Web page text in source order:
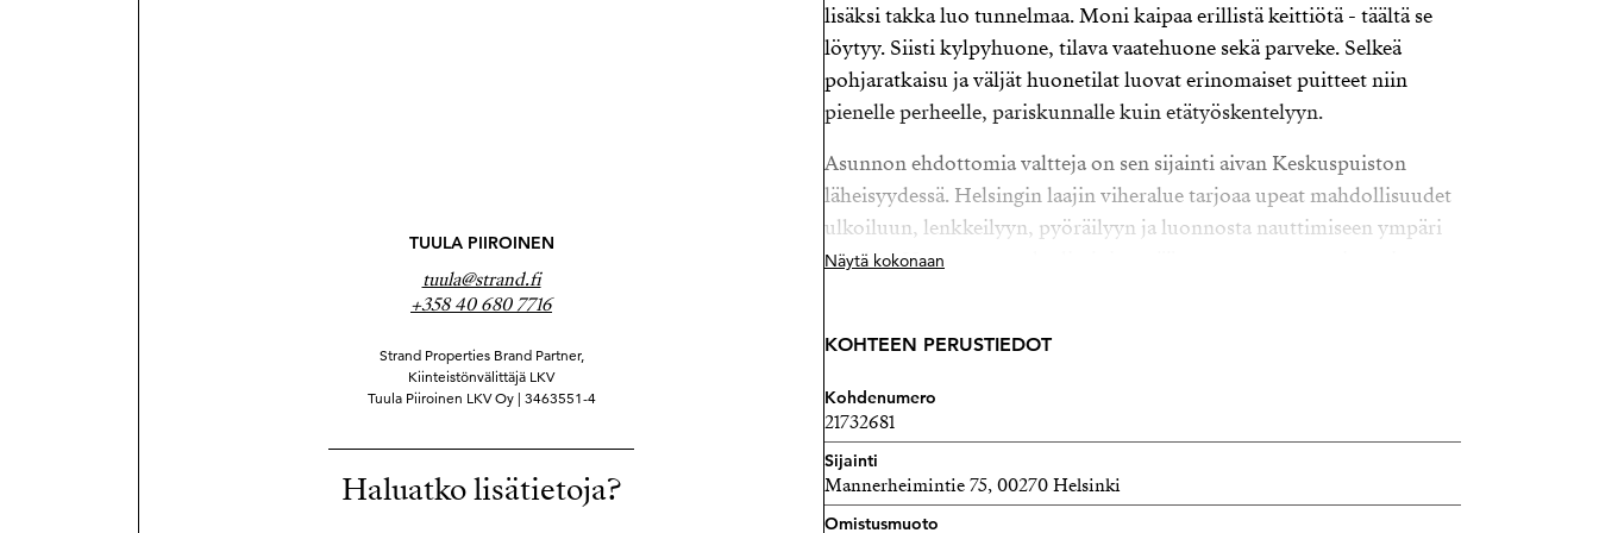
TUULA PIIROINEN
tuula@strand.fi
+358 40 680 7716
Strand Properties Brand Partner,
Kiinteistönvälittäjä LKV
Tuula Piiroinen LKV Oy | 3463551-4
Haluatko lisätietoja?
lisäksi takka luo tunnelmaa. Moni kaipaa erillistä keittiötä - täältä se
löytyy. Siisti kylpyhuone, tilava vaatehuone sekä parveke. Selkeä
pohjaratkaisu ja väljät huonetilat luovat erinomaiset puitteet niin
pienelle perheelle, pariskunnalle kuin etätyöskentelyyn.
Asunnon ehdottomia valtteja on sen sijainti aivan Keskuspuiston
läheisyydessä. Helsingin laajin viheralue tarjoaa upeat mahdollisuudet
ulkoiluun, lenkkeilyyn, pyöräilyyn ja luonnosta nauttimiseen ympäri
vuoden. Harvassa ovat kodit, joista pääsee muutamassa minuutissa
Maltillinen hoitovastike 4,20 €/m². Maalämpö- ja
Putkiremontti (sis. viemärit ja käyttöputket uusittu, kylpyhuoneet
saneerattu) 2004.
Laakso on Meilahden vieressä asuinalue, jossa yhdistyvät rauhallinen
ympäristö, monipuoliset palvelut ja erinomaiset liikenneyhteydet.
Näytä kokonaan
KOHTEEN PERUSTIEDOT
Kohdenumero
21732681
Sijainti
Mannerheimintie 75, 00270 Helsinki
Omistusmuoto